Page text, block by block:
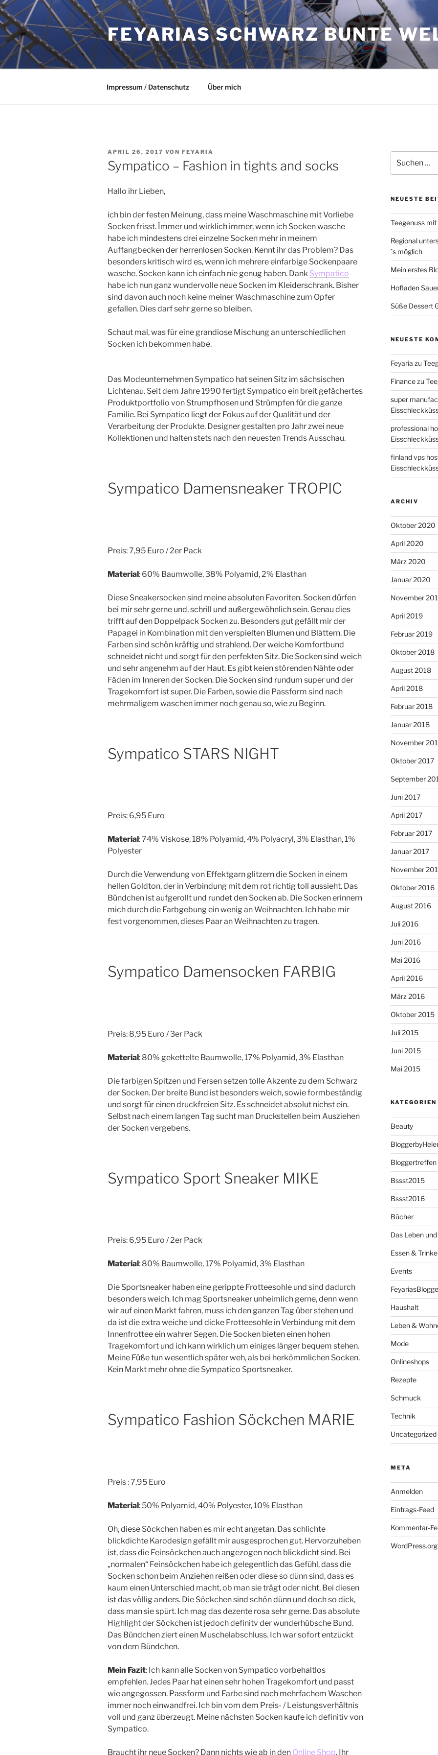
Zum
Inhalt
springen
FEYARIAS SCHWARZ BUNTE
Impressum / Datenschutz Über mich
VERÖFFENTLICHT
AM
APRIL 26, 2017 VON FEYARIA
Sympatico – Fashion in tights and socks
Hallo ihr Lieben,
ich bin der festen Meinung, dass meine Waschmaschine mit Vorliebe
Socken frisst. Ímmer und wirklich immer, wenn ich Socken wasche
habe ich mindestens drei einzelne Socken mehr in meinem
Auffangbecken der herrenlosen Socken. Kennt ihr das Problem? Das
besonders kritisch wird es, wenn ich mehrere einfarbige Sockenpaare
wasche. Socken kann ich einfach nie genug haben. Dank Sympatico
habe ich nun ganz wundervolle neue Socken im Kleiderschrank. Bisher
sind davon auch noch keine meiner Waschmaschine zum Opfer
gefallen. Dies darf sehr gerne so bleiben.
Schaut mal, was für eine grandiose Mischung an unterschiedlichen
Socken ich bekommen habe.
Das Modeunternehmen Sympatico hat seinen Sitz im sächsischen
Lichtenau. Seit dem Jahre 1990 fertigt Sympatico ein breit gefächertes
Produktportfolio von Strumpfhosen und Strümpfen für die ganze
Familie. Bei Sympatico liegt der Fokus auf der Qualität und der
Verarbeitung der Produkte. Designer gestalten pro Jahr zwei neue
Kollektionen und halten stets nach den neuesten Trends Ausschau.
Sympatico Damensneaker TROPIC
Preis: 7,95 Euro / 2er Pack
Material: 60% Baumwolle, 38% Polyamid, 2% Elasthan
Diese Sneakersocken sind meine absoluten Favoriten. Socken dürfen
bei mir sehr gerne und, schrill und außergewöhnlich sein. Genau dies
trifft auf den Doppelpack Socken zu. Besonders gut gefällt mir der
Papagei in Kombination mit den verspielten Blumen und Blättern. Die
Farben sind schön kräftig und strahlend. Der weiche Komfortbund
schneidet nicht und sorgt für den perfekten Sitz. Die Socken sind weich
und sehr angenehm auf der Haut. Es gibt keien störenden Nähte oder
Fäden im Inneren der Socken. Die Socken sind rundum super und der
Tragekomfort ist super. Die Farben, sowie die Passform sind nach
mehrmaligem waschen immer noch genau so, wie zu Beginn.
Sympatico STARS NIGHT
Preis: 6,95 Euro
Material: 74% Viskose, 18% Polyamid, 4% Polyacryl, 3% Elasthan, 1%
Polyester
Durch die Verwendung von Effektgarn glitzern die Socken in einem
hellen Goldton, der in Verbindung mit dem rot richtig toll aussieht. Das
Bündchen ist aufgerollt und rundet den Socken ab. Die Socken erinnern
mich durch die Farbgebung ein wenig an Weihnachten. Ich habe mir
fest vorgenommen, dieses Paar an Weihnachten zu tragen.
Sympatico Damensocken FARBIG
Preis: 8,95 Euro / 3er Pack
Material: 80% gekettelte Baumwolle, 17% Polyamid, 3% Elasthan
Die farbigen Spitzen und Fersen setzen tolle Akzente zu dem Schwarz
der Socken. Der breite Bund ist besonders weich, sowie formbeständig
und sorgt für einen druckfreien Sitz. Es schneidet absolut nichst ein.
Selbst nach einem langen Tag sucht man Druckstellen beim Ausziehen
der Socken vergebens.
Sympatico Sport Sneaker MIKE
Preis: 6,95 Euro / 2er Pack
Material: 80% Baumwolle, 17% Polyamid, 3% Elasthan
Die Sportsneaker haben eine gerippte Frotteesohle und sind dadurch
besonders weich. Ich mag Sportsneaker unheimlich gerne, denn wenn
wir auf einen Markt fahren, muss ich den ganzen Tag über stehen und
da ist die extra weiche und dicke Frotteesohle in Verbindung mit dem
Innenfrottee ein wahrer Segen. Die Socken bieten einen hohen
Tragekomfort und ich kann wirklich um einiges länger bequem stehen.
Meine Füße tun wesentlich später weh, als bei herkömmlichen Socken.
Kein Markt mehr ohne die Sympatico Sportsneaker.
Sympatico Fashion Söckchen MARIE
Preis : 7,95 Euro
Material: 50% Polyamid, 40% Polyester, 10% Elasthan
Oh, diese Söckchen haben es mir echt angetan. Das schlichte
blickdichte Karodesign gefällt mir ausgesprochen gut. Hervorzuheben
ist, dass die Feinsöckchen auch angezogen noch blickdicht sind. Bei
„normalen“ Feinsöckchen habe ich gelegentlich das Gefühl, dass die
Socken schon beim Anziehen reißen oder diese so dünn sind, dass es
kaum einen Unterschied macht, ob man sie trägt oder nicht. Bei diesen
ist das völlig anders. Die Söckchen sind schön dünn und doch so dick,
dass man sie spürt. Ich mag das dezente rosa sehr gerne. Das absolute
Highlight der Söckchen ist jedoch definitv der wunderhübsche Bund.
Das Bündchen ziert einen Muschelabschluss. Ich war sofort entzückt
von dem Bündchen.
Mein Fazit: Ich kann alle Socken von Sympatico vorbehaltlos
empfehlen. Jedes Paar hat einen sehr hohen Tragekomfort und passt
wie angegossen. Passform und Farbe sind nach mehrfachem Waschen
immer noch einwandfrei. Ich bin vom dem Preis- / Leistungsverhältnis
voll und ganz überzeugt. Meine nächsten Socken kaufe ich definitiv von
Sympatico.
Braucht ihr neue Socken? Dann nichts wie ab in den Online Shop. Ihr
nach:
NEUESTE
Teegenuss mit
Regional
´s möglich
Mein erstes
Hofladen
Süße Dessert
NEUESTE
Feyaria zu
Financezu
super
professional
finland vps
ARCHIV
Oktober 2020
April 2020
März 2020
Januar 2020
November
April 2019
Februar 2019
Oktober 2018
August 2018
April 2018
Februar 2018
Januar 2018
November
Oktober 2017
September
Juni 2017
April 2017
Februar 2017
Januar 2017
November
Oktober 2016
August 2016
Juli 2016
Juni 2016
Mai 2016
April 2016
März 2016
Oktober 2015
Juli 2015
Juni 2015
Mai 2015
KATEGORIEN
Beauty
Bloggertreffen
Bssst2015
Bssst2016
Bücher
Das Leben
Essen &
Events
Haushalt
Leben &
Mode
Onlineshops
Rezepte
Schmuck
Technik
Uncategorized
META
Anmelden
Eintrags-Feed
Kommentar-
WordPress.org